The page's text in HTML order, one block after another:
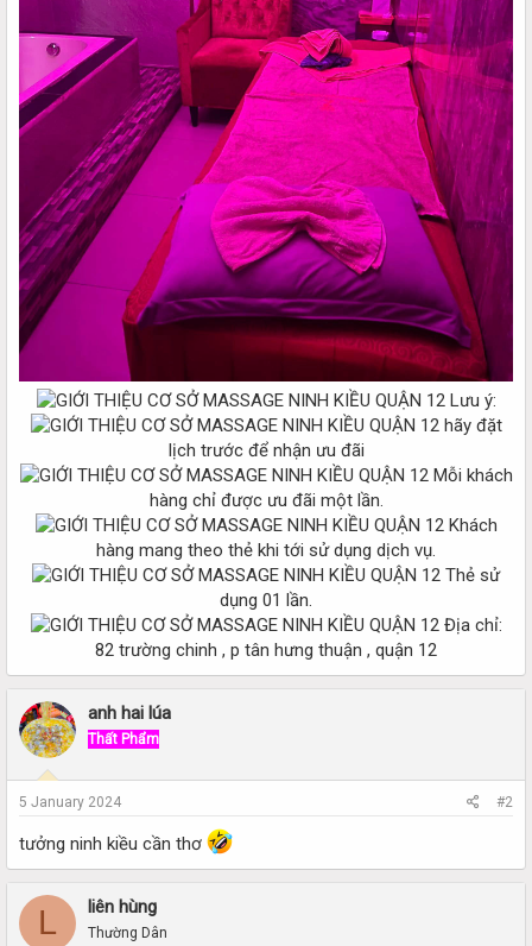
Lưu ý:
hãy đặt
lịch trước để nhận ưu đãi
Mỗi khách
hàng chỉ được ưu đãi một lần.
Khách
hàng mang theo thẻ khi tới sử dụng dịch vụ.
Thẻ sử
dụng 01 lần.
Địa chỉ:
82 trường chinh , p tân hưng thuận , quận 12​
anh hai lúa
Thất Phẩm
5 January 2024 #2
tưởng ninh kiều cần thơ
L liên hùng
Thường Dân